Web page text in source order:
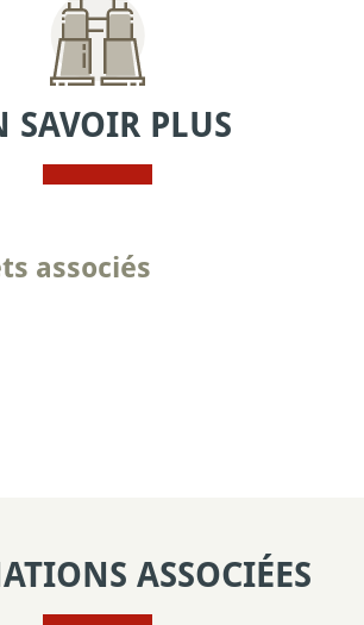
SAVOIR PLUS
associés
ASSOCIÉES